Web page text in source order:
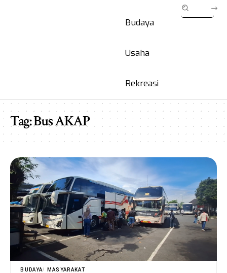
Budaya
Usaha
Rekreasi
Tag:Bus AKAP
BUDAYA MASYARAKAT